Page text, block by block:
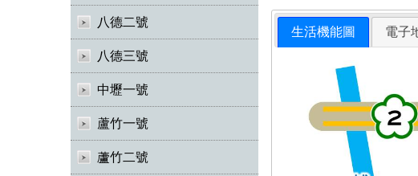
八德二號
八德三號
中壢一號
蘆竹一號
蘆竹二號
生活機能圖 電子